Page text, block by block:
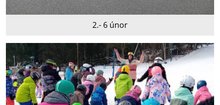
2.- 6 únor